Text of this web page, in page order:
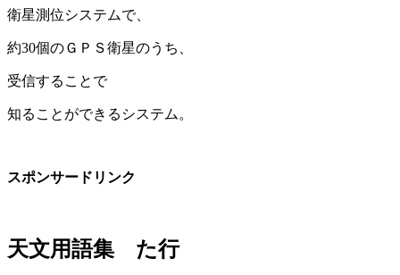
衛星測位システムで、
約30個のＧＰＳ衛星のうち、
受信することで
知ることができるシステム。
スポンサードリンク
天文用語集 た行